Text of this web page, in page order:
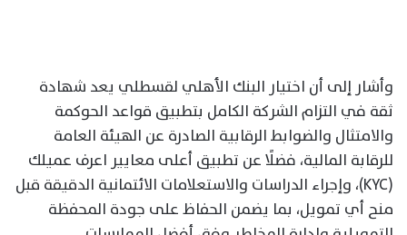
وأشار إلى أن اختيار البنك الأهلي لقسطلي يعد شهادة
ثقة في التزام الشركة الكامل بتطبيق قواعد الحوكمة
والامتثال والضوابط الرقابية الصادرة عن الهيئة العامة
للرقابة المالية، فضلًا عن تطبيق أعلى معايير اعرف عميلك
(KYC)، وإجراء الدراسات والاستعلامات الائتمانية الدقيقة قبل
منح أي تمويل، بما يضمن الحفاظ على جودة المحفظة